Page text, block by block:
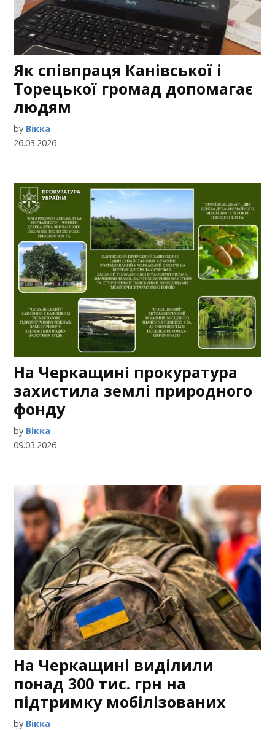
Як співпраця Канівської і
Торецької громад допомагає
людям
by Вікка
26.03.2026
На Черкащині прокуратура
захистила землі природного
фонду
by Вікка
09.03.2026
На Черкащині виділили
понад 300 тис. грн на
підтримку мобілізованих
by Вікка